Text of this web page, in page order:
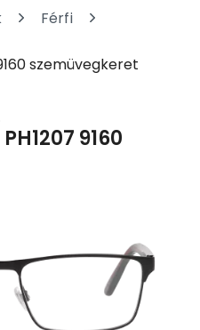
Férfi
szemüvegkeret
9160